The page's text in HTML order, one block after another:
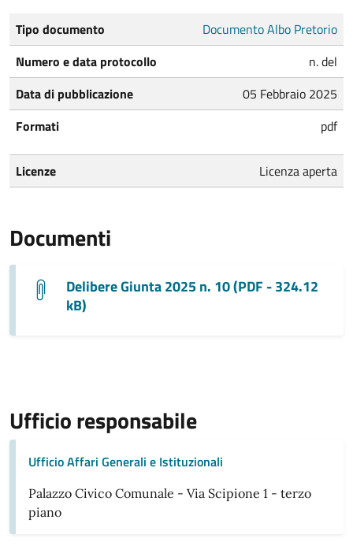
Tipo documento
Documento Albo Pretorio
Numero e data protocollo
n. del
Data di pubblicazione
05 Febbraio 2025
Formati
pdf
Licenze Licenza aperta
Documenti
Delibere Giunta 2025 n. 10 (PDF - 324.12
kB)
Ufficio responsabile
Ufficio Affari Generali e Istituzionali
Palazzo Civico Comunale - Via Scipione 1 - terzo
piano